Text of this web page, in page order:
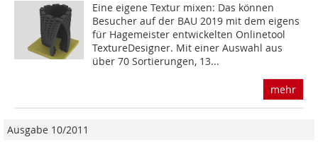
Eine eigene Textur mixen: Das können
Besucher auf der BAU 2019 mit dem eigens
für Hagemeister entwickelten Onlinetool
TextureDesigner. Mit einer Auswahl aus
über 70 Sortierungen, 13...
mehr
Ausgabe 10/2011